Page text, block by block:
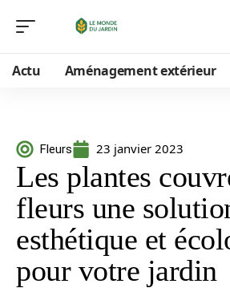
Actu Aménagement extérieur
Fleurs 23 janvier 2023
Les plantes
fleurs une
esthétique et
pour votre jardin